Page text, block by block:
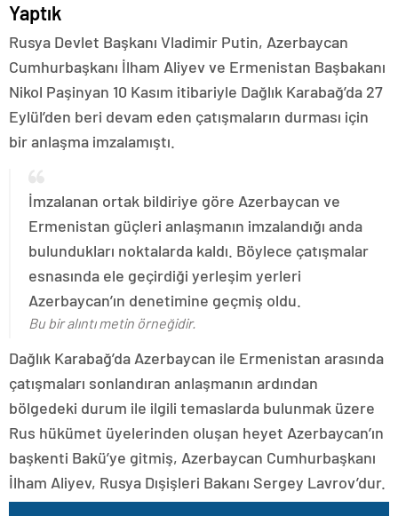
Yaptık
Rusya Devlet Başkanı Vladimir Putin, Azerbaycan
Cumhurbaşkanı İlham Aliyev ve Ermenistan Başbakanı
Nikol Paşinyan 10 Kasım itibariyle Dağlık Karabağ’da 27
Eylül’den beri devam eden çatışmaların durması için
bir anlaşma imzalamıştı.
İmzalanan ortak bildiriye göre Azerbaycan ve
Ermenistan güçleri anlaşmanın imzalandığı anda
bulundukları noktalarda kaldı. Böylece çatışmalar
esnasında ele geçirdiği yerleşim yerleri
Azerbaycan’ın denetimine geçmiş oldu.
Bu bir alıntı metin örneğidir.
Dağlık Karabağ’da Azerbaycan ile Ermenistan arasında
çatışmaları sonlandıran anlaşmanın ardından
bölgedeki durum ile ilgili temaslarda bulunmak üzere
Rus hükümet üyelerinden oluşan heyet Azerbaycan’ın
başkenti Bakü’ye gitmiş, Azerbaycan Cumhurbaşkanı
İlham Aliyev, Rusya Dışişleri Bakanı Sergey Lavrov’dur.